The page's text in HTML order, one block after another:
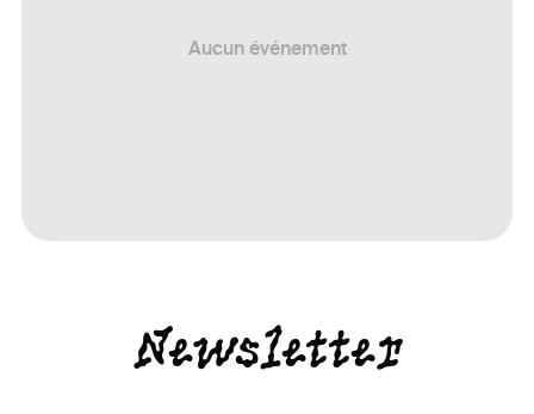
Aucun événement
Newsletter